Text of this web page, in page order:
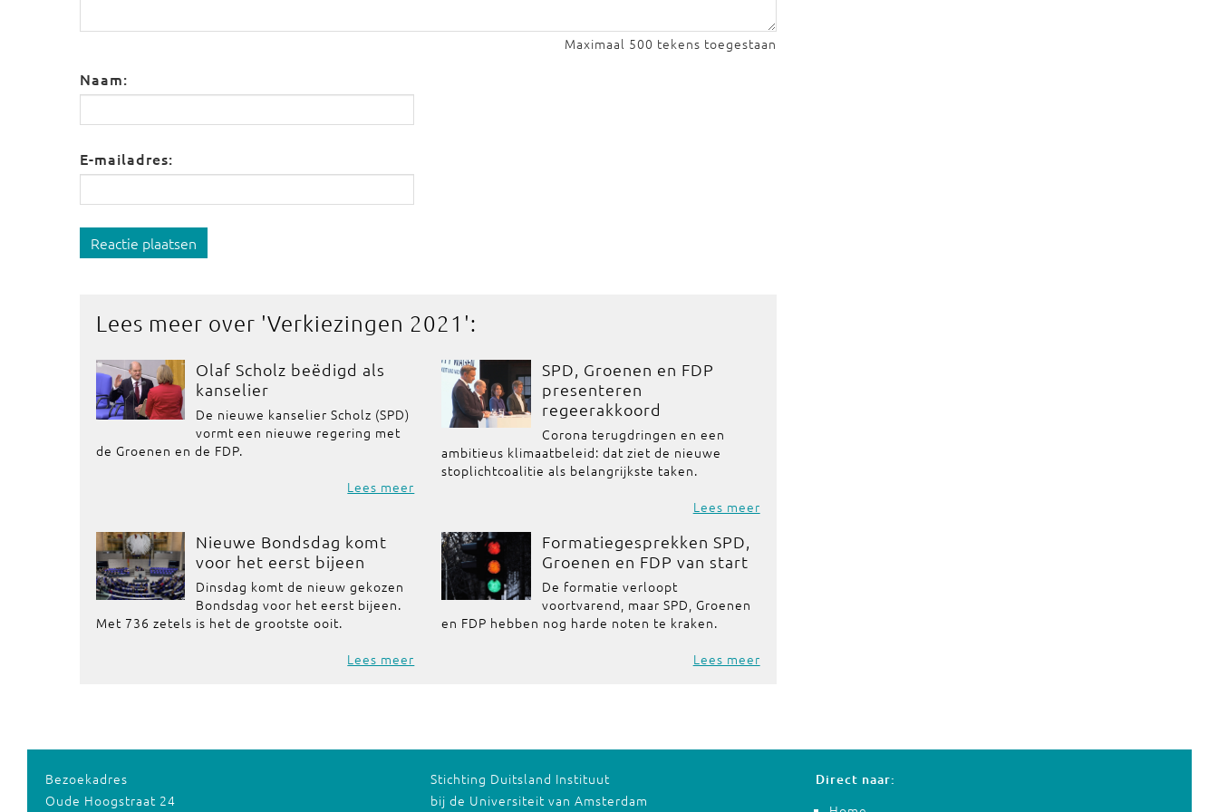
Maximaal 500 tekens toegestaan
Naam:
E-mailadres:
Reactie plaatsen
Lees meer over 'Verkiezingen 2021 ':
Olaf Scholz beëdigd als
kanselier
De nieuwe kanselier Scholz (SPD)
vormt een nieuwe regering met
de Groenen en de FDP.
Lees meer
SPD, Groenen en FDP
presenteren
regeerakkoord
Corona terugdringen en een
ambitieus klimaatbeleid: dat ziet de nieuwe
stoplichtcoalitie als belangrijkste taken.
Lees meer
Nieuwe Bondsdag komt
voor het eerst bijeen
Dinsdag komt de nieuw gekozen
Bondsdag voor het eerst bijeen.
Met 736 zetels is het de grootste ooit.
Lees meer
Formatiegesprekken SPD,
Groenen en FDP van start
De formatie verloopt
voortvarend, maar SPD, Groenen
en FDP hebben nog harde noten te kraken.
Lees meer
Bezoekadres
Oude Hoogstraat 24
Stichting Duitsland Instituut
bij de Universiteit van Amsterdam
Direct naar: